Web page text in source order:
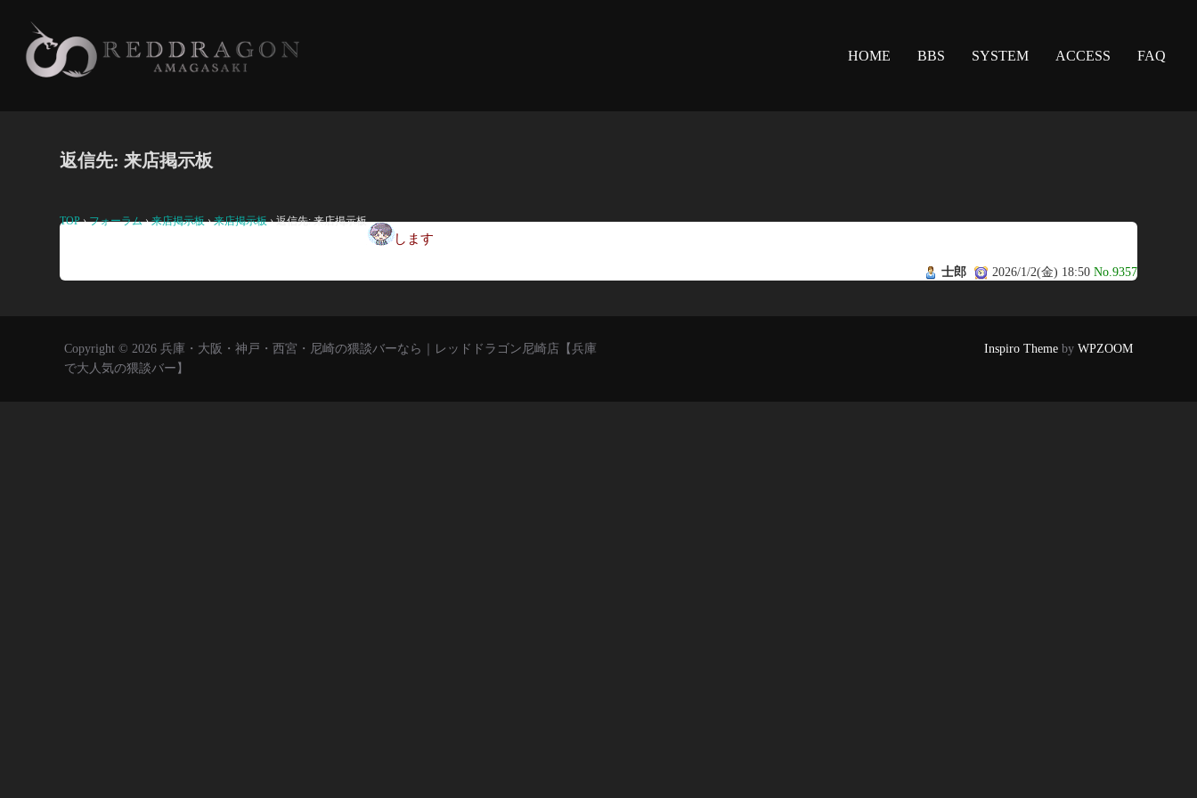
HOME BBS SYSTEM ACCESS FAQ
返信先: 来店掲示板
TOP › フォーラム › 来店掲示板 › 来店掲示板 › 返信先: 来店掲示板
継続します
士郎 2026/1/2(金) 18:50 No.9357
Copyright © 2026 兵庫・大阪・神戸・西宮・尼崎の猥談バーなら｜レッドドラゴン尼崎店【兵庫
で大人気の猥談バー】
Inspiro Theme by WPZOOM